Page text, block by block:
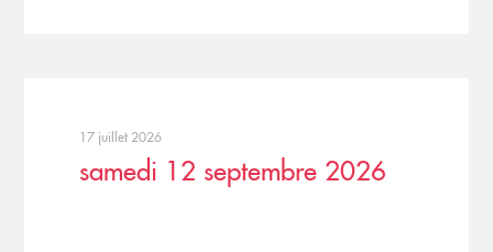
17 juillet 2026
samedi 12 septembre 2026